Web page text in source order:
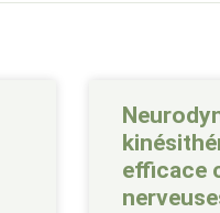
efficace